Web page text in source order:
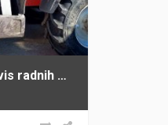
Auto servis i servis radnih mašina Bačka Palanka Krnajac